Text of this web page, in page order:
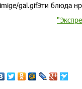
Эти блюда